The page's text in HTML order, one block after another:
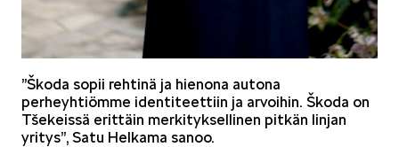
KLASSIKOT
”Škoda sopii rehtinä ja hienona autona
perheyhtiömme identiteettiin ja arvoihin. Škoda on
Tšekeissä erittäin merkityksellinen pitkän linjan
yritys”, Satu Helkama sanoo.